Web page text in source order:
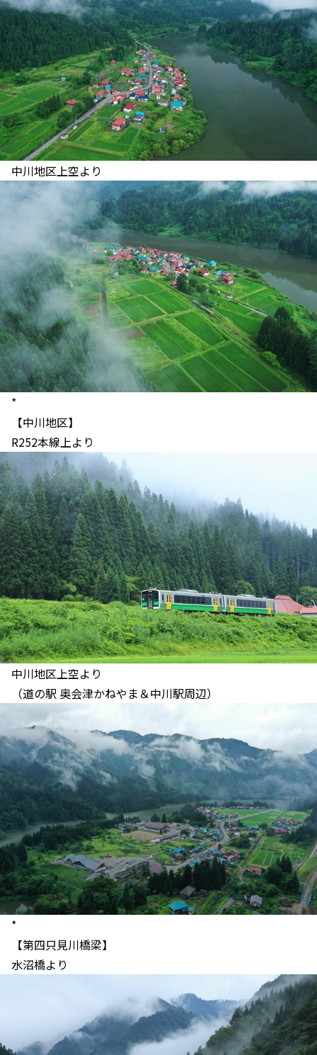
中川地区上空より
*
【中川地区】
R252本線上より
中川地区上空より
（道の駅 奥会津かねやま＆中川駅周辺）
*
【第四只見川橋梁】
水沼橋より